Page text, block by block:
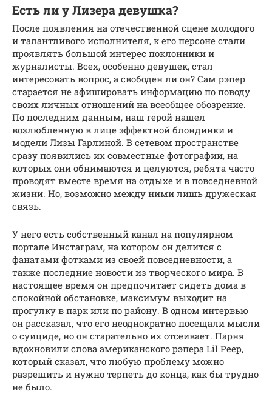
Есть ли у Лизера девушка?
После появления на отечественной сцене молодого
и талантливого исполнителя, к его персоне стали
проявлять большой интерес поклонники и
журналисты. Всех, особенно девушек, стал
интересовать вопрос, а свободен ли он? Сам рэпер
старается не афишировать информацию по поводу
своих личных отношений на всеобщее обозрение.
По последним данным, наш герой нашел
возлюбленную в лице эффектной блондинки и
модели Лизы Гарлиной. В сетевом пространстве
сразу появились их совместные фотографии, на
которых они обнимаются и целуются, ребята часто
проводят вместе время на отдыхе и в повседневной
жизни. Но, возможно между ними лишь дружеская
связь.
У него есть собственный канал на популярном
портале Инстаграм, на котором он делится с
фанатами фотками из своей повседневности, а
также последние новости из творческого мира. В
настоящее время он предпочитает сидеть дома в
спокойной обстановке, максимум выходит на
прогулку в парк или по району. В одном интервью
он рассказал, что его неоднократно посещали мысли
о суициде, но он старательно их отсеивает. Парня
вдохновили слова американского рэпера Lil Peep,
который сказал, что любую проблему можно
разрешить и нужно терпеть до конца, как бы трудно
не было.